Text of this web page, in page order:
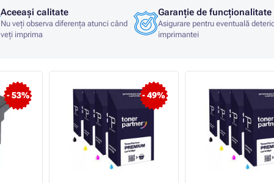
Aceeași calitate
Nu veți observa diferența atunci când
veți imprima
Garanție de funcționalitate
Asigurare pentru eventuală
imprimantei
- 53% - 49%